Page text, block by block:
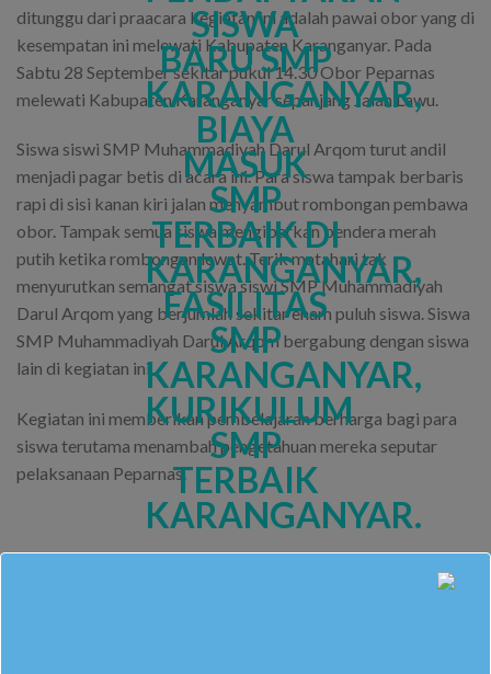
ditunggu dari praacara kegiatan ini adalah pawai obor yang di
kesempatan ini melewati Kabupaten Karanganyar. Pada
Sabtu 28 September sekitar pukul 14.30 Obor Peparnas
melewati Kabupaten Karanganyar sepanjang Jalan Lawu.
Siswa siswi SMP Muhammadiyah Darul Arqom turut andil
menjadi pagar betis di acara ini. Para siswa tampak berbaris
rapi di sisi kanan kiri jalan menyambut rombongan pembawa
obor. Tampak semua siswa mengibarkan bendera merah
putih ketika rombongan lewat. Terik matahari tak
menyurutkan semangat siswa siswi SMP Muhammadiyah
Darul Arqom yang berjumlah sekitar enam puluh siswa. Siswa
SMP Muhammadiyah Darul Arqom bergabung dengan siswa
lain di kegiatan ini.
Kegiatan ini memberikan pembelajaran berharga bagi para
siswa terutama menambah pengetahuan mereka seputar
pelaksanaan Peparnas.